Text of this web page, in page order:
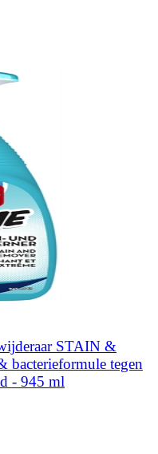
STAIN &
tegen
- 945 ml